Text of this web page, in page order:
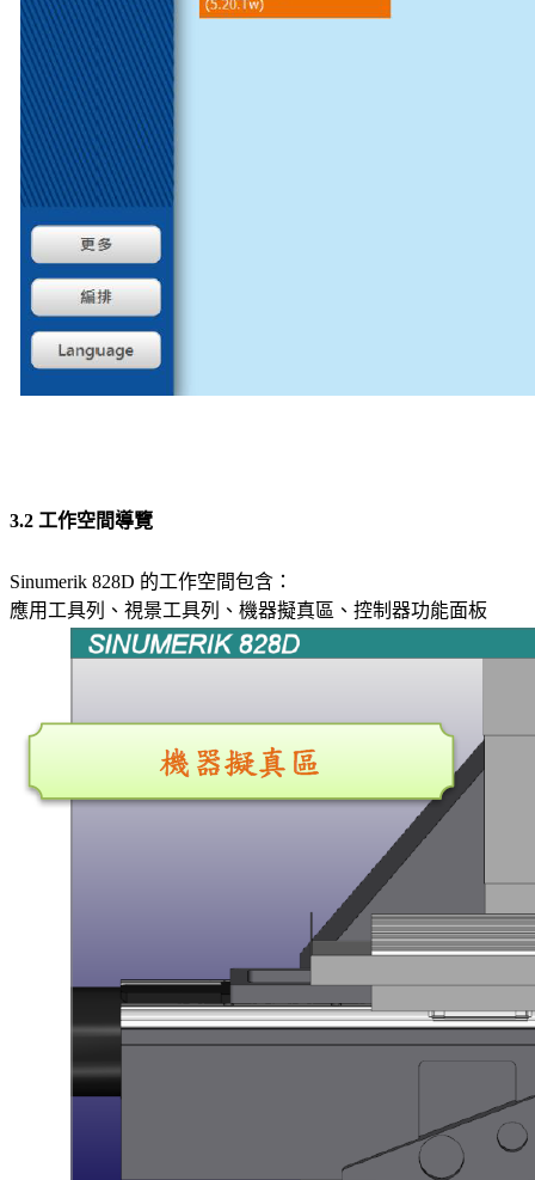
3.2 工作空間導覽
Sinumerik 828D 的工作空間包含：
應用工具列、視景工具列、機器擬真區、控制器功能面板